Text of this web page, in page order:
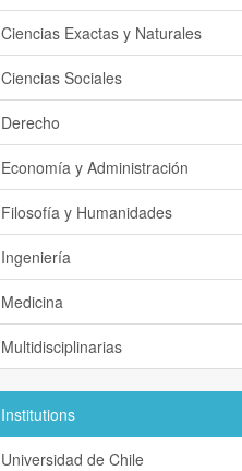
Ciencias Exactas y Naturales
Ciencias Sociales
Derecho
Economía y Administración
Filosofía y Humanidades
Ingeniería
Medicina
Multidisciplinarias
Institutions
Universidad de Chile